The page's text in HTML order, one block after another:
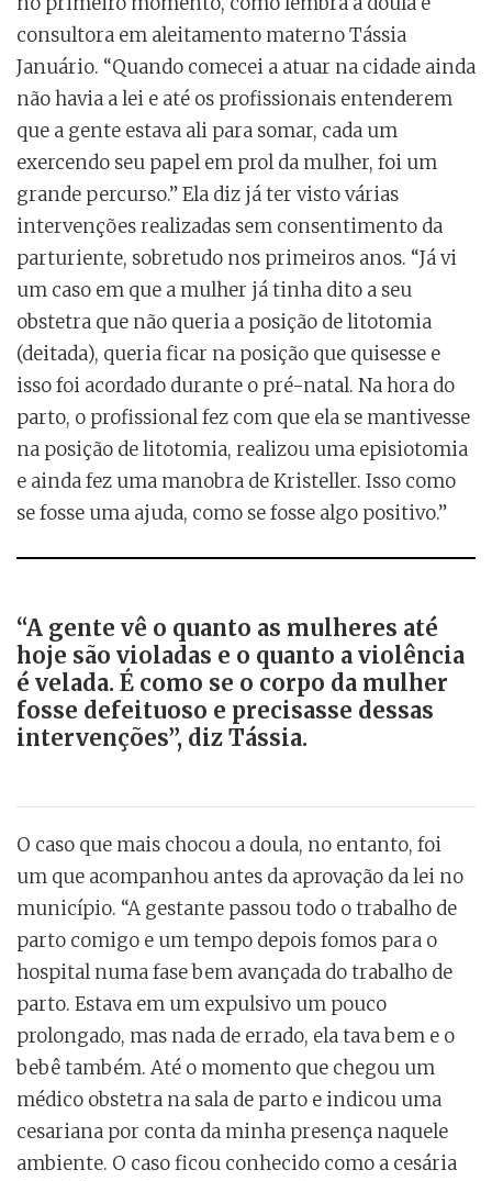
consultora em aleitamento materno Tássia
Januário. “Quando comecei a atuar na cidade ainda
não havia a lei e até os profissionais entenderem
que a gente estava ali para somar, cada um
exercendo seu papel em prol da mulher, foi um
grande percurso.” Ela diz já ter visto várias
intervenções realizadas sem consentimento da
parturiente, sobretudo nos primeiros anos. “Já vi
um caso em que a mulher já tinha dito a seu
obstetra que não queria a posição de litotomia
(deitada), queria ficar na posição que quisesse e
isso foi acordado durante o pré-natal. Na hora do
parto, o profissional fez com que ela se mantivesse
na posição de litotomia, realizou uma episiotomia
e ainda fez uma manobra de Kristeller. Isso como
se fosse uma ajuda, como se fosse algo positivo.”
“A gente vê o quanto as mulheres até
hoje são violadas e o quanto a violência
é velada. É como se o corpo da mulher
fosse defeituoso e precisasse dessas
intervenções”, diz Tássia.
O caso que mais chocou a doula, no entanto, foi
um que acompanhou antes da aprovação da lei no
município. “A gestante passou todo o trabalho de
parto comigo e um tempo depois fomos para o
hospital numa fase bem avançada do trabalho de
parto. Estava em um expulsivo um pouco
prolongado, mas nada de errado, ela tava bem e o
bebê também. Até o momento que chegou um
médico obstetra na sala de parto e indicou uma
cesariana por conta da minha presença naquele
ambiente. O caso ficou conhecido como a cesária